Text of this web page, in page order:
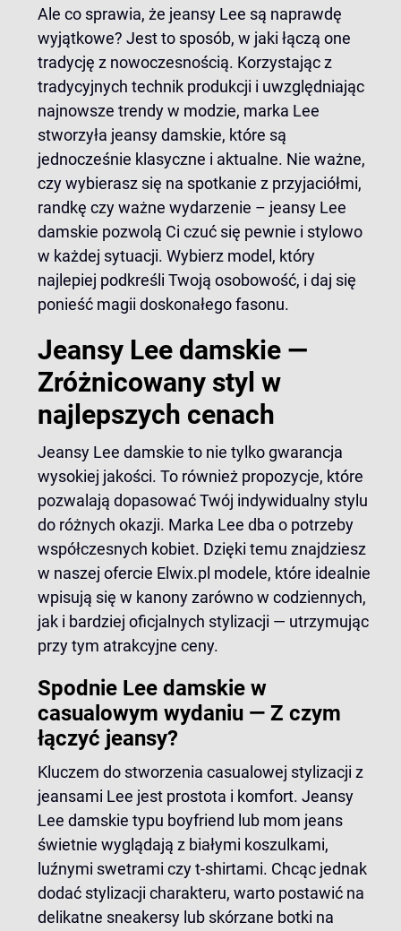
Ale co sprawia, że jeansy Lee są naprawdę
wyjątkowe? Jest to sposób, w jaki łączą one
tradycję z nowoczesnością. Korzystając z
tradycyjnych technik produkcji i uwzględniając
najnowsze trendy w modzie, marka Lee
stworzyła jeansy damskie, które są
jednocześnie klasyczne i aktualne. Nie ważne,
czy wybierasz się na spotkanie z przyjaciółmi,
randkę czy ważne wydarzenie – jeansy Lee
damskie pozwolą Ci czuć się pewnie i stylowo
w każdej sytuacji. Wybierz model, który
najlepiej podkreśli Twoją osobowość, i daj się
ponieść magii doskonałego fasonu.
Jeansy Lee damskie —
Zróżnicowany styl w
najlepszych cenach
Jeansy Lee damskie to nie tylko gwarancja
wysokiej jakości. To również propozycje, które
pozwalają dopasować Twój indywidualny stylu
do różnych okazji. Marka Lee dba o potrzeby
współczesnych kobiet. Dzięki temu znajdziesz
w naszej ofercie Elwix.pl modele, które idealnie
wpisują się w kanony zarówno w codziennych,
jak i bardziej oficjalnych stylizacji — utrzymując
przy tym atrakcyjne ceny.
Spodnie Lee damskie w
casualowym wydaniu — Z czym
łączyć jeansy?
Kluczem do stworzenia casualowej stylizacji z
jeansami Lee jest prostota i komfort. Jeansy
Lee damskie typu boyfriend lub mom jeans
świetnie wyglądają z białymi koszulkami,
luźnymi swetrami czy t-shirtami. Chcąc jednak
dodać stylizacji charakteru, warto postawić na
delikatne sneakersy lub skórzane botki na